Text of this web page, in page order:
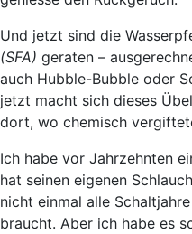
Und jetzt sind die
(SFA) geraten –
auch Hubble-Bubble oder
jetzt macht sich dieses
dort, wo chemisch
Ich habe vor Jahrzehnten
hat seinen eigenen
nicht einmal alle
braucht. Aber ich habe es